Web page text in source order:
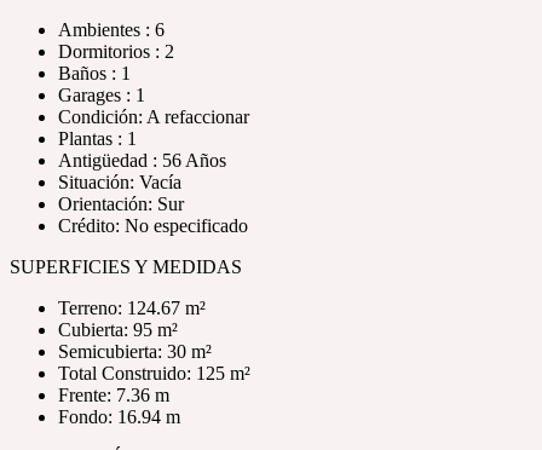
Ambientes : 6
Dormitorios : 2
Baños : 1
Garages : 1
Condición: A refaccionar
Plantas : 1
Antigüedad : 56 Años
Situación: Vacía
Orientación: Sur
Crédito: No especificado
SUPERFICIES Y MEDIDAS
Terreno: 124.67 m²
Cubierta: 95 m²
Semicubierta: 30 m²
Total Construido: 125 m²
Frente: 7.36 m
Fondo: 16.94 m